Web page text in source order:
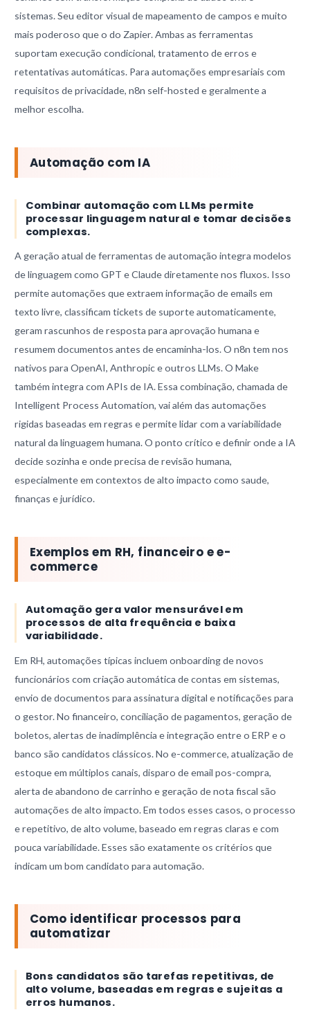
sistemas. Seu editor visual de mapeamento de campos e muito
mais poderoso que o do Zapier. Ambas as ferramentas
suportam execução condicional, tratamento de erros e
retentativas automáticas. Para automações empresariais com
requisitos de privacidade, n8n self-hosted e geralmente a
melhor escolha.
Automação com IA
Combinar automação com LLMs permite
processar linguagem natural e tomar decisões
complexas.
A geração atual de ferramentas de automação integra modelos
de linguagem como GPT e Claude diretamente nos fluxos. Isso
permite automações que extraem informação de emails em
texto livre, classificam tickets de suporte automaticamente,
geram rascunhos de resposta para aprovação humana e
resumem documentos antes de encaminha-los. O n8n tem nos
nativos para OpenAI, Anthropic e outros LLMs. O Make
também integra com APIs de IA. Essa combinação, chamada de
Intelligent Process Automation, vai além das automações
rigidas baseadas em regras e permite lidar com a variabilidade
natural da linguagem humana. O ponto crítico e definir onde a IA
decide sozinha e onde precisa de revisão humana,
especialmente em contextos de alto impacto como saude,
finanças e jurídico.
Exemplos em RH, financeiro e e-
commerce
Automação gera valor mensurável em
processos de alta frequência e baixa
variabilidade.
Em RH, automações típicas incluem onboarding de novos
funcionários com criação automática de contas em sistemas,
envio de documentos para assinatura digital e notificações para
o gestor. No financeiro, conciliação de pagamentos, geração de
boletos, alertas de inadimplência e integração entre o ERP e o
banco são candidatos clássicos. No e-commerce, atualização de
estoque em múltiplos canais, disparo de email pos-compra,
alerta de abandono de carrinho e geração de nota fiscal são
automações de alto impacto. Em todos esses casos, o processo
e repetitivo, de alto volume, baseado em regras claras e com
pouca variabilidade. Esses são exatamente os critérios que
indicam um bom candidato para automação.
Como identificar processos para
automatizar
Bons candidatos são tarefas repetitivas, de
alto volume, baseadas em regras e sujeitas a
erros humanos.